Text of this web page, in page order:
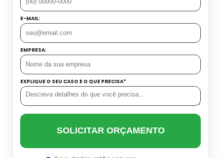
Balança Multi Cabeças Preço
Balança Multi Cabeças Sp
Balança Multicabeçote Preço
Contadora Preço
Dosadora Para Pó
Embaladora De Azeitona
E-MAIL:
EMPRESA:
EXPLIQUE O SEU CASO E O QUE PRECISA*
SOLICITAR ORÇAMENTO